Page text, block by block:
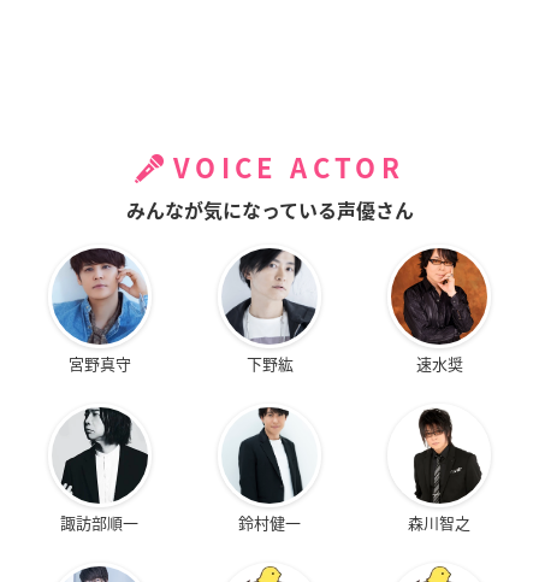
VOICE ACTOR
みんなが気になっている声優さん
宮野真守 下野紘 速水奨
諏訪部順一 鈴村健一 森川智之